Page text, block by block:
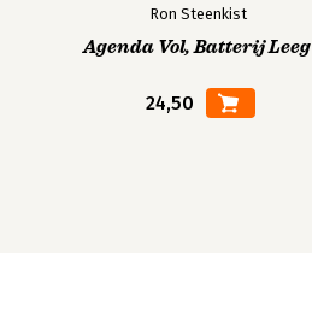
Ron Steenkist
Agenda Vol, Batterij Leeg
24,50